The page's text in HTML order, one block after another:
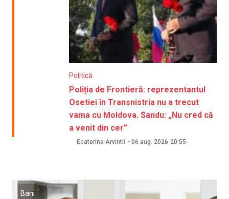
Politică
Poliția de Frontieră: reprezentantul
Osetiei în Transnistria nu a trecut
vama cu Moldova. Sandu: „Nu cred că
a venit din cer”
Ecaterina Arvintii - 06 aug. 2026 20:55
Bani